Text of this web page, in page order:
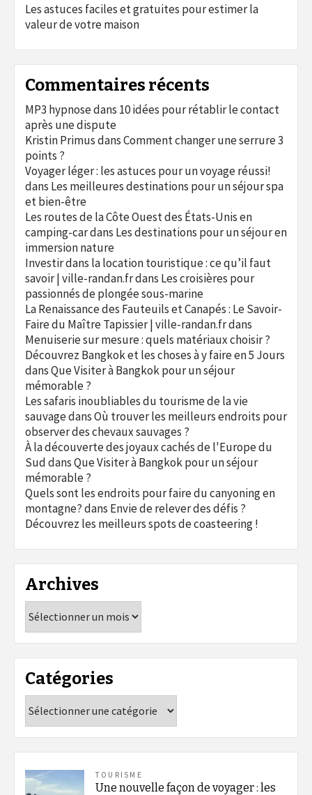
Les astuces faciles et gratuites pour estimer la
valeur de votre maison
Commentaires récents
MP3 hypnosedans 10 idées pour rétablir le contact
après une dispute
Kristin PrimusdansComment changer une serrure 3
points ?
Voyager léger : les astuces pour un voyage réussi!
dans Les meilleures destinations pour un séjour spa
et bien-être
Les routes de la Côte Ouest des États-Unis en
camping-cardans Les destinations pour un séjour en
immersion nature
Investir dans la location touristique : ce qu’il faut
savoir | ville-randan.frdans Les croisières pour
passionnés de plongée sous-marine
La Renaissance des Fauteuils et Canapés : Le Savoir-
Faire du Maître Tapissier | ville-randan.frdans
Menuiserie sur mesure : quels matériaux choisir ?
Découvrez Bangkok et les choses à y faire en 5 Jours
dansQue Visiter à Bangkok pour un séjour
mémorable ?
Les safaris inoubliables du tourisme de la vie
sauvagedansOù trouver les meilleurs endroits pour
observer des chevaux sauvages ?
À la découverte des joyaux cachés de l'Europe du
SuddansQue Visiter à Bangkok pour un séjour
mémorable ?
Quels sont les endroits pour faire du canyoning en
montagne?dans Envie de relever des défis ?
Découvrez les meilleurs spots de coasteering !
Archives
Catégories
TOURISME
Une nouvelle façon de voyager : les